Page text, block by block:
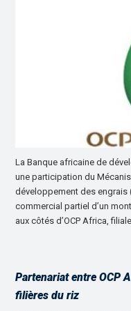
La Banque africaine de
une participation du
développement des engrais
commercial partiel d’un
aux côtés d’OCP Africa,
Partenariat entre OCP
filières du riz